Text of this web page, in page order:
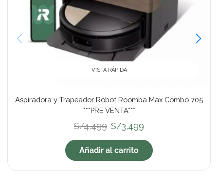
VISTA RÁPIDA
Aspiradora y Trapeador Robot Roomba Max Combo 705
***PRE VENTA***
S/4,499 S/3,499
Añadir al carrito